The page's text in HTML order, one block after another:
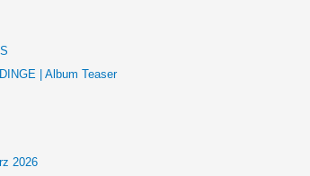
| Album Teaser
2026